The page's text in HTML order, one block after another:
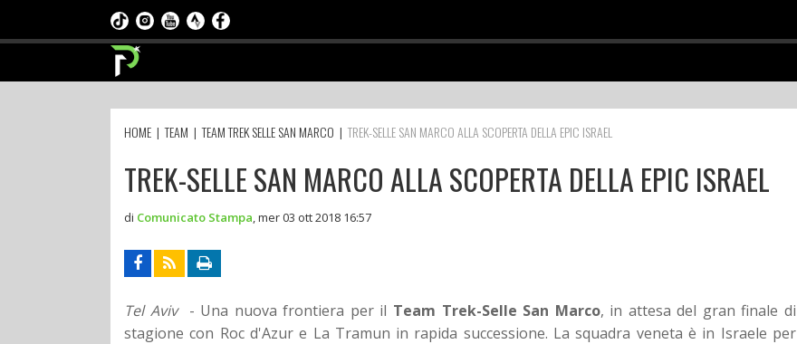
HOME |TEAM |TEAM TREK SELLE SAN MARCO | TREK-SELLE SAN MARCO ALLA SCOPERTA DELLA EPIC ISRAEL
TREK-SELLE SAN MARCO ALLA SCOPERTA DELLA EPIC ISRAEL
di Comunicato Stampa mer 03 ott 2018 16:57
Tel Aviv - Una nuova frontiera per il Team Trek-Selle San Marco, in attesa del gran finale di
stagione con Roc d'Azur e La Tramun in rapida successione. La squadra veneta è in Israele per